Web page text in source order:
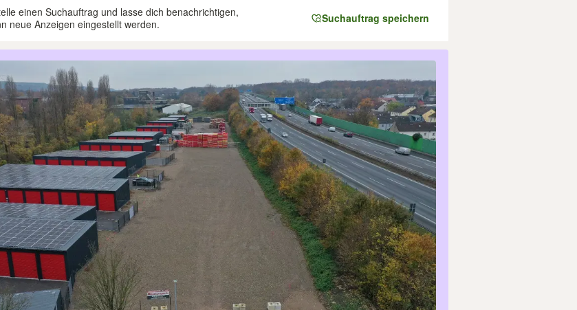
einen Suchauftrag und lasse dich benachrichtigen,
neue Anzeigen eingestellt werden.
Suchauftrag speichern